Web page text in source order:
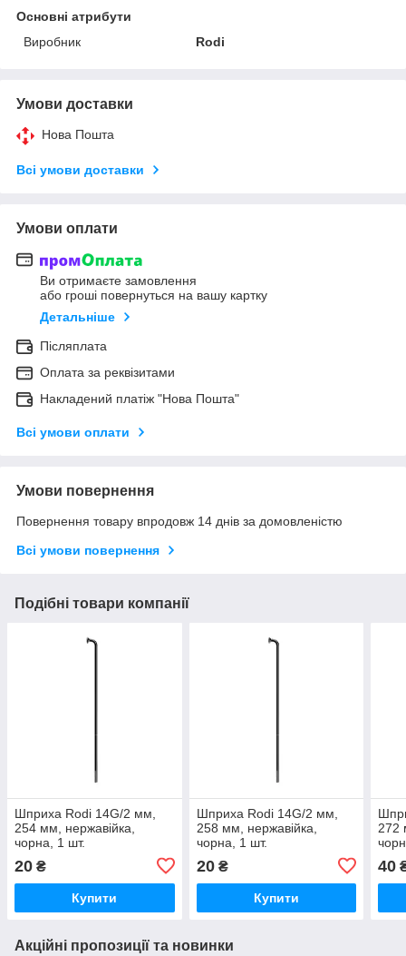
Основні атрибути
Виробник
Rodi
Умови доставки
Нова Пошта
Всі умови доставки
Умови оплати
Ви отримаєте замовлення
або гроші повернуться на вашу картку
Детальніше
Післяплата
Оплата за реквізитами
Накладений платіж "Нова Пошта"
Всі умови оплати
Умови повернення
Повернення товару впродовж 14 днів за домовленістю
Всі умови повернення
Подібні товари компанії
Шприха Rodi 14G/2 мм,
254 мм, нержавійка,
чорна, 1 шт.
20 ₴
Купити
Шприха Rodi 14G/2 мм,
258 мм, нержавійка,
чорна, 1 шт.
20₴
Купити
272
40
Акційні пропозиції та новинки